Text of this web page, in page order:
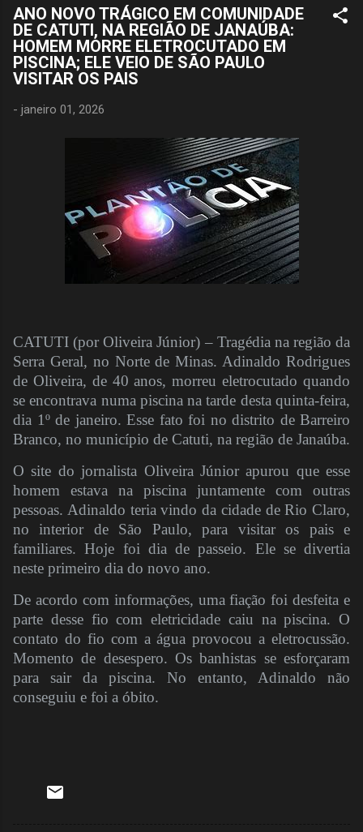
ANO NOVO TRÁGICO EM COMUNIDADE
DE CATUTI, NA REGIÃO DE JANAÚBA:
HOMEM MORRE ELETROCUTADO EM
PISCINA; ELE VEIO DE SÃO PAULO
VISITAR OS PAIS
- janeiro 01, 2026
CATUTI (por Oliveira Júnior) – Tragédia na região da
Serra Geral, no Norte de Minas. Adinaldo Rodrigues
de Oliveira, de 40 anos, morreu eletrocutado quando
se encontrava numa piscina na tarde desta quinta-feira,
dia 1º de janeiro. Esse fato foi no distrito de Barreiro
Branco, no município de Catuti, na região de Janaúba.
O site do jornalista Oliveira Júnior apurou que esse
homem estava na piscina juntamente com outras
pessoas. Adinaldo teria vindo da cidade de Rio Claro,
no interior de São Paulo, para visitar os pais e
familiares. Hoje foi dia de passeio. Ele se divertia
neste primeiro dia do novo ano.
De acordo com informações, uma fiação foi desfeita e
parte desse fio com eletricidade caiu na piscina. O
contato do fio com a água provocou a eletrocussão.
Momento de desespero. Os banhistas se esforçaram
para sair da piscina. No entanto, Adinaldo não
conseguiu e foi a óbito.